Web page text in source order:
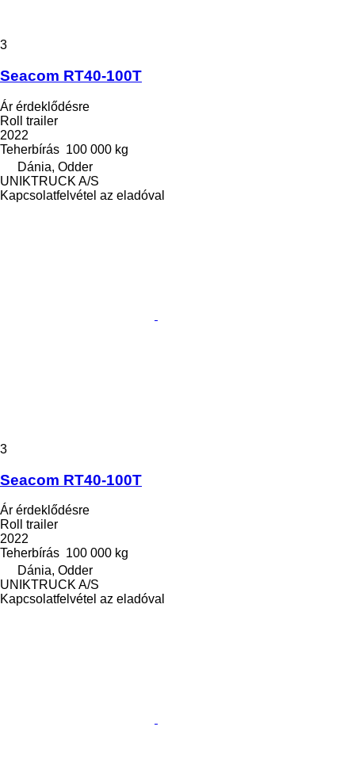
3
Seacom RT40-100T
Ár érdeklődésre
Roll trailer
2022
Teherbírás 100 000 kg
Dánia, Odder
UNIKTRUCK A/S
Kapcsolatfelvétel az eladóval
3
Seacom RT40-100T
Ár érdeklődésre
Roll trailer
2022
Teherbírás 100 000 kg
Dánia, Odder
UNIKTRUCK A/S
Kapcsolatfelvétel az eladóval